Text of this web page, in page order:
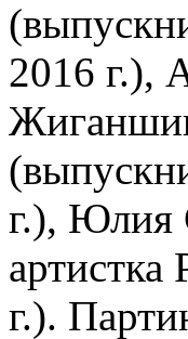
2016 г.),
г.), Юлия
г.).